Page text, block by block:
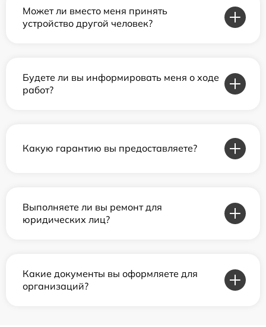
Может ли вместо меня принять
устройство другой человек?
Будете ли вы информировать меня о ходе
работ?
Какую гарантию вы предоставляете?
Выполняете ли вы ремонт для
юридических лиц?
Какие документы вы оформляете для
организаций?